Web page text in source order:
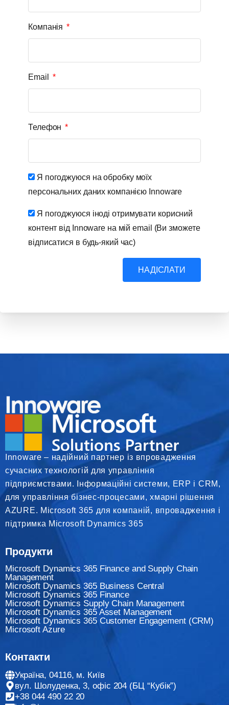
Компанія
Email
Телефон
Я погоджуюся на обробку моїх
персональних даних компанією Innoware
Я погоджуюся іноді отримувати корисний
контент від Innoware на мій email (Ви зможете
відписатися в будь-який час)
НАДІСЛАТИ
Innoware – надійний партнер із впровадження
сучасних технологій для управління
підприємствами. Інформаційні системи, ERP і CRM,
для управління бізнес-процесами, хмарні рішення
AZURE. Microsoft 365 для компаній, впровадження і
підтримка Microsoft Dynamics 365
Продукти
Microsoft Dynamics 365 Finance and Supply Chain
Management
Microsoft Dynamics 365 Business Central
Microsoft Dynamics 365 Finance
Мicrosoft Dynamics Supply Chain Management
Microsoft Dynamics 365 Asset Management
Microsoft Dynamics 365 Customer Engagement (CRM)
Microsoft Azure
Контакти
Україна, 04116, м. Київ
вул. Шолуденка, 3, офіс 204 (БЦ “Кубік”)
+38 044 490 22 20